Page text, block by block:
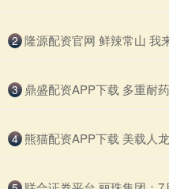
2 隆源配资官网 鲜辣常山 我
3 鼎盛配资APP下载 多重耐
4 熊猫配资APP下载 美载人